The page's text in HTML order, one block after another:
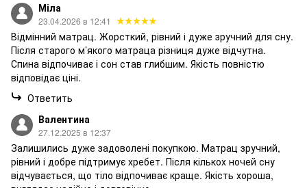
Міла
23.04.2026 в 12:41
Відмінний матрац. Жорсткий, рівний і дуже зручний для сну.
Після старого м’якого матраца різниця дуже відчутна.
Спина відпочиває і сон став глибшим. Якість повністю
відповідає ціні.
Ответить
Валентина
27.12.2025 в 12:37
Залишились дуже задоволені покупкою. Матрац зручний,
рівний і добре підтримує хребет. Після кількох ночей сну
відчувається, що тіло відпочиває краще. Якість хороша,